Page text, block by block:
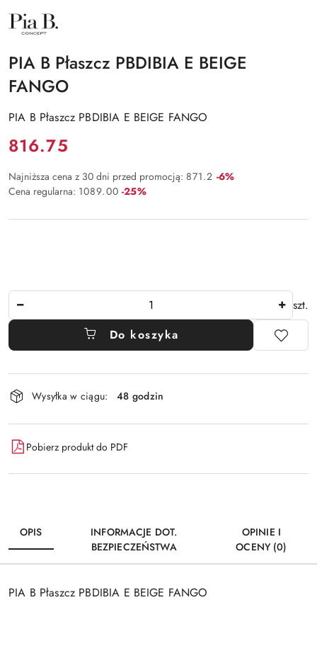
NAZWA
PRODUCENTA:
PIA
PIA B Płaszcz PBDIBIA E BEIGE
FANGO
PIA B Płaszcz PBDIBIA E BEIGE FANGO
Cena:
816.75
Najniższa cena z 30 dni przed promocją: 871.2 Rabat:
-6%
Cena regularna: 1089.00 Rabat:
-25%
szt.
Do koszyka
Dostępność
i
dostawa
Wysyłka w ciągu: 48 godzin
Pobierz produkt do PDF
OPIS
INFORMACJE DOT.
BEZPIECZEŃSTWA
OPINIE I
OCENY (0)
PIA B Płaszcz PBDIBIA E BEIGE FANGO